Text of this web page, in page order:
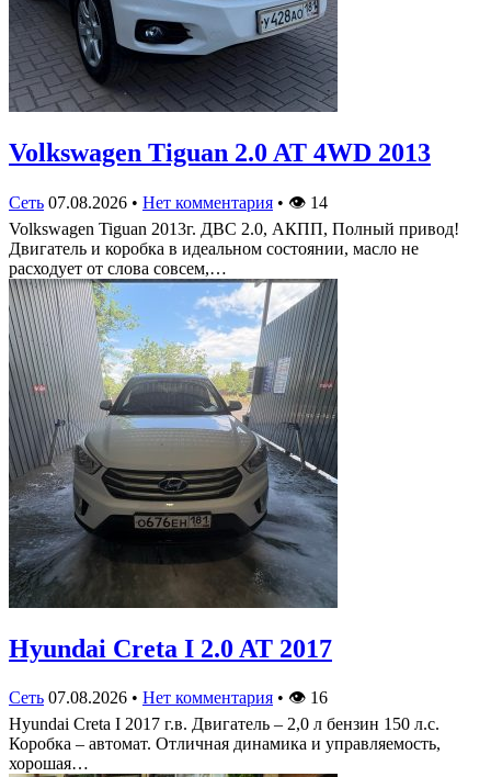
Volkswagen Tiguan 2.0 AT 4WD 2013
Сеть 07.08.2026 • Нет комментария • 👁 14
Volkswagen Tiguan 2013г. ДВС 2.0, АКПП, Полный привод!
Двигатель и коробка в идеальном состоянии, масло не
расходует от слова совсем,…
Hyundai Creta I 2.0 AT 2017
Сеть 07.08.2026 • Нет комментария • 👁 16
Hyundai Creta I 2017 г.в. Двигатель – 2,0 л бензин 150 л.с.
Коробка – автомат. Отличная динамика и управляемость,
хорошая…